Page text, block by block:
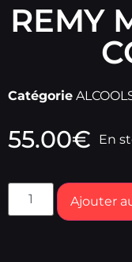
REMY
Catégorie
55.00€ En
Ajouter